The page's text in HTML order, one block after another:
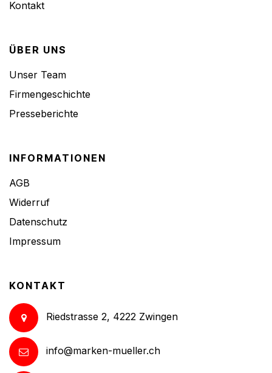
Kontakt
ÜBER UNS
Unser Team
Firmengeschichte
Presseberichte
INFORMATIONEN
AGB
Widerruf
Datenschutz
Impressum
KONTAKT
Riedstrasse 2, 4222 Zwingen
info@marken-mueller.ch